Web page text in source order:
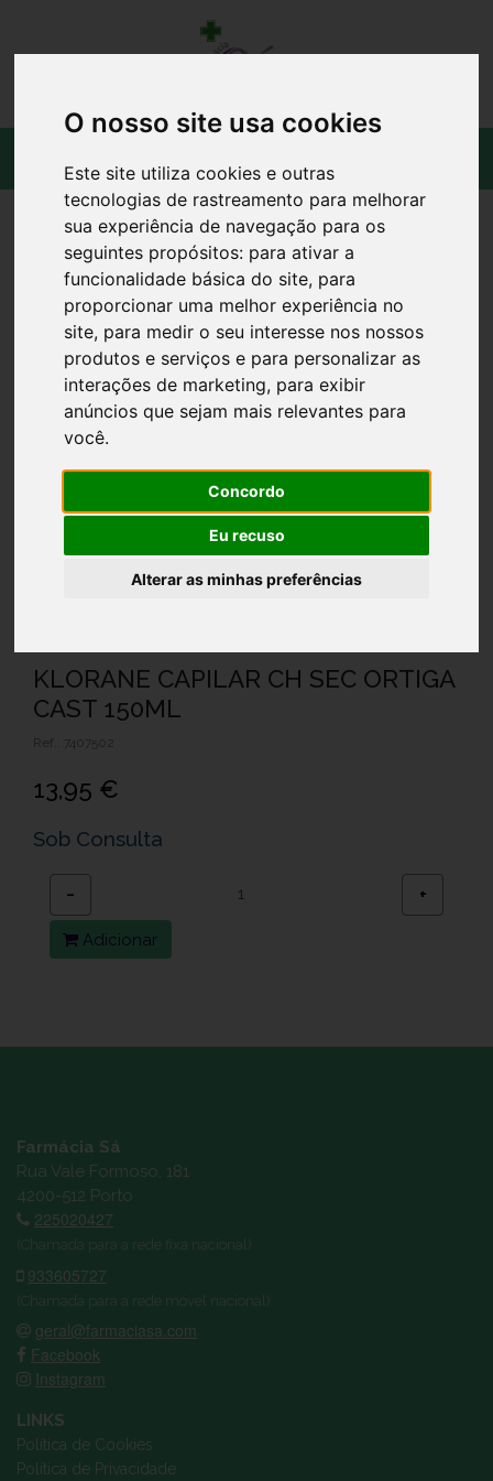
O nosso site usa cookies
Este site utiliza cookies e outras
tecnologias de rastreamento para melhorar
sua experiência de navegação para os
seguintes propósitos: para ativar a
funcionalidade básica do site, para
proporcionar uma melhor experiência no
site, para medir o seu interesse nos nossos
produtos e serviços e para personalizar as
interações de marketing, para exibir
anúncios que sejam mais relevantes para
você.
Concordo
Eu recuso
Alterar as minhas preferências
KLORANE CAPILAR CH SEC ORTIGA
CAST 150ML
Ref.: 7407502
13,95 €
Sob Consulta
− +
Adicionar
Farmácia Sá
Rua Vale Formoso, 181
4200-512 Porto
225020427
(Chamada para a rede fixa nacional)
933605727
(Chamada para a rede móvel nacional)
geral@farmaciasa.com
Facebook
Instagram
LINKS
Política de Cookies
Política de Privacidade